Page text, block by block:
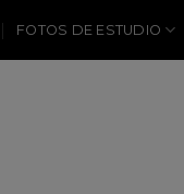
FOTOS DE ESTUDIO